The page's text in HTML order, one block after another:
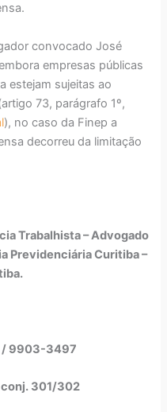
convocado José
empresas públicas
estejam sujeitas ao
73, parágrafo 1º,
), no caso da Finep a
decorreu da limitação
Trabalhista – Advogado
Previdenciária Curitiba –
9903-3497
conj. 301/302